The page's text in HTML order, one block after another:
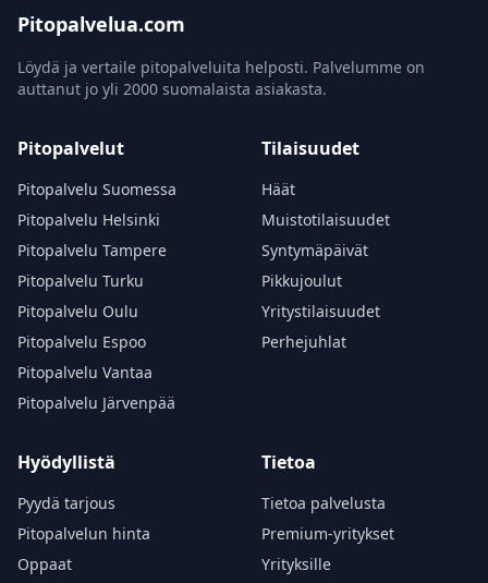
Pitopalvelua.com
Löydä ja vertaile pitopalveluita helposti. Palvelumme on
auttanut jo yli 2000 suomalaista asiakasta.
Pitopalvelut
Pitopalvelu Suomessa
Pitopalvelu Helsinki
Pitopalvelu Tampere
Pitopalvelu Turku
Pitopalvelu Oulu
Pitopalvelu Espoo
Pitopalvelu Vantaa
Pitopalvelu Järvenpää
Tilaisuudet
Häät
Muistotilaisuudet
Syntymäpäivät
Pikkujoulut
Yritystilaisuudet
Perhejuhlat
Hyödyllistä
Pyydä tarjous
Pitopalvelun hinta
Oppaat
Tietoa
Tietoa palvelusta
Premium-yritykset
Yrityksille